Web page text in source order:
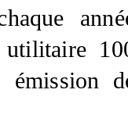
émission